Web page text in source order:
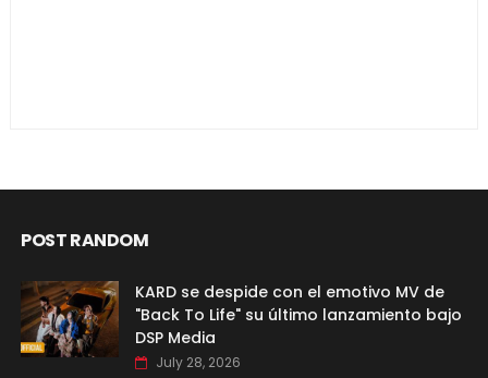
POST RANDOM
KARD se despide con el emotivo MV de
"Back To Life" su último lanzamiento bajo
DSP Media
July 28, 2026